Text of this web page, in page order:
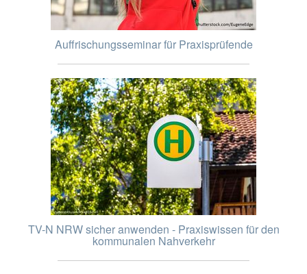
Auffrischungsseminar für Praxisprüfende
TV-N NRW sicher anwenden - Praxiswissen für den
kommunalen Nahverkehr